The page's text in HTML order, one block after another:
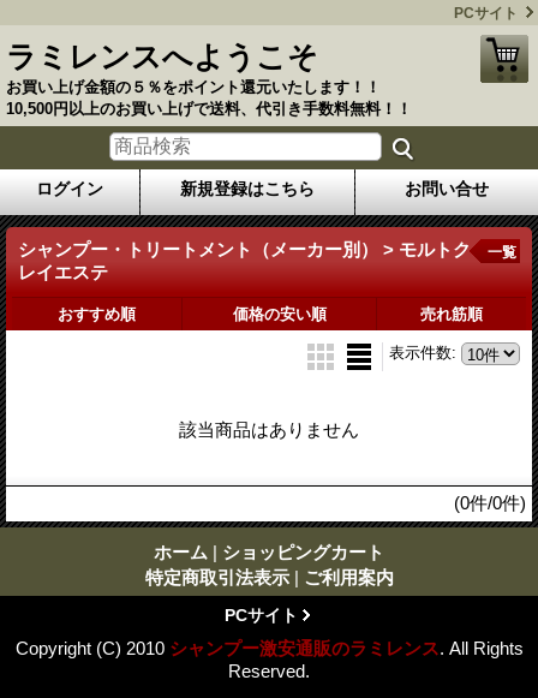
PCサイト
ラミレンスへようこそ
お買い上げ金額の５％をポイント還元いたします！！
10,500円以上のお買い上げで送料、代引き手数料無料！！
ログイン 新規登録はこちら お問い合せ
シャンプー・トリートメント（メーカー別） > モルトク
レイエステ
一覧
おすすめ順 価格の安い順 売れ筋順
表示件数:
該当商品はありません
(0件/0件)
ホーム | ショッピングカート
特定商取引法表示 | ご利用案内
PCサイト
Copyright (C) 2010 シャンプー激安通販のラミレンス. All Rights
Reserved.